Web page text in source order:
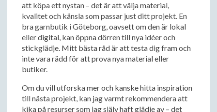
att köpa ett nystan – det är att välja material,
kvalitet och känsla som passar just ditt projekt. En
bra garnbutik i Göteborg, oavsett om den är lokal
eller digital, kan öppna dörren till nya idéer och
stickglädje. Mitt bästa råd är att testa dig fram och
inte vara rädd för att prova nya material eller
butiker.
Om du vill utforska mer och kanske hitta inspiration
till nästa projekt, kan jag varmt rekommendera att
kika på resurser som jag själv haft glädje av – det